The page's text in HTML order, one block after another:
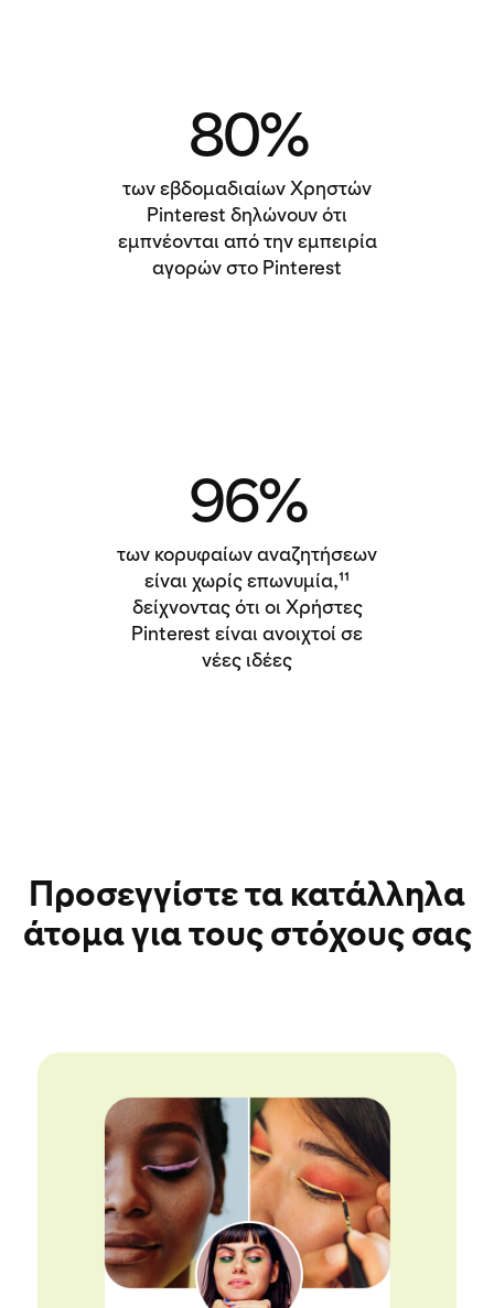
80%
των εβδομαδιαίων Χρηστών
Pinterest δηλώνουν ότι
εμπνέονται από την εμπειρία
αγορών στο Pinterest
96%
των κορυφαίων αναζητήσεων
είναι χωρίς επωνυμία,¹¹
δείχνοντας ότι οι Χρήστες
Pinterest είναι ανοιχτοί σε
νέες ιδέες
Προσεγγίστε τα κατάλληλα
άτομα για τους στόχους σας